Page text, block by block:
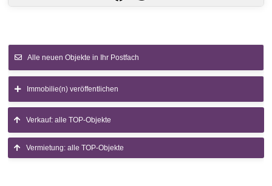
Alle neuen Objekte in Ihr Postfach
Immobilie(n) veröffentlichen
Verkauf: alle TOP-Objekte
Vermietung: alle TOP-Objekte